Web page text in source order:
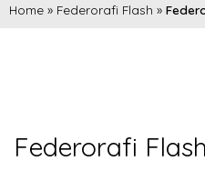
Home » Federorafi Flash »
Federorafi